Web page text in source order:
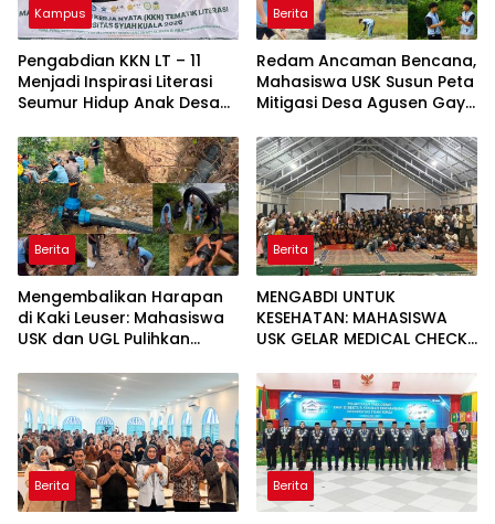
Kampus
Pengabdian KKN LT – 11
Menjadi Inspirasi Literasi
Seumur Hidup Anak Desa
Berita
Redam Ancaman Bencana,
Mahasiswa USK Susun Peta
Mitigasi Desa Agusen Gayo
Berita
Mengembalikan Harapan
di Kaki Leuser: Mahasiswa
USK dan UGL Pulihkan
Agusen
Berita
MENGABDI UNTUK
KESEHATAN: MAHASISWA
USK GELAR MEDICAL CHECK
DESA AGUSEN
Berita Berita